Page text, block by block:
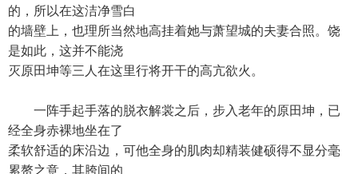
的，所以在这洁净雪白
的墙壁上，也理所当然地高挂着她与萧望城的夫妻合照。饶
是如此，这并不能浇
灭原田坤等三人在这里行将开干的高亢欲火。
一阵手起手落的脱衣解裳之后，步入老年的原田坤，已
经全身赤裸地坐在了
柔软舒适的床沿边，可他全身的肌肉却精装健硕得不显分毫
累赘之意，其胯间的